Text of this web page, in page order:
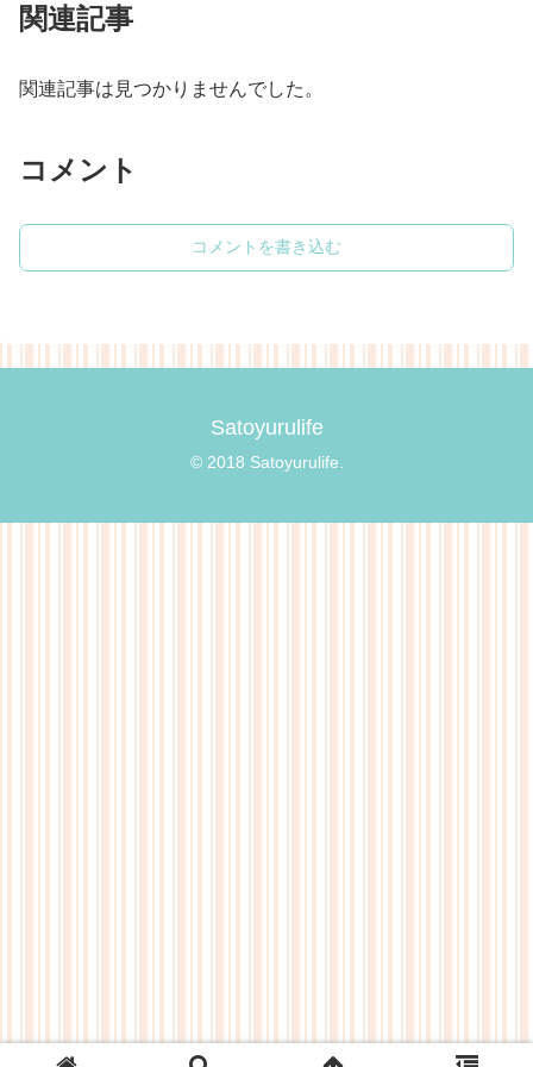
関連記事
関連記事は見つかりませんでした。
コメント
コメントを書き込む
Satoyurulife
© 2018 Satoyurulife.